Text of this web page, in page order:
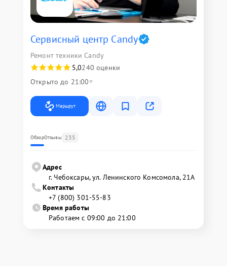
Сервисный центр Candy
Ремонт техники Candy
5,0240 оценки
Открыто до 21:00
Маршрут
ОбзорОтзывы 235
Адрес
г. Чебоксары, ул. Ленинского Комсомола, 21А
Контакты
+7 (800) 301-55-83
Время работы
Работаем с 09:00 до 21:00